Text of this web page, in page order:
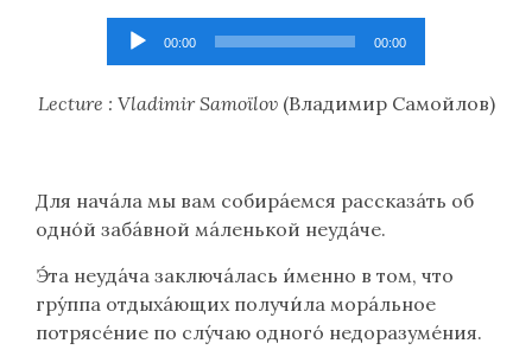
Lecteur00:00 00:00
Lecture : Vladimir Samoïlov (Владимир Самойлов)
Для начáла мы вам собирáемся рассказáть об
однóй забáвной мáленькой неуда́че.
Э́та неуда́ча заключáлась и́менно в том, что
гру́ппа отдыхáющих получи́ла морáльное
потрясéние по слу́чаю одногó недоразумéния.